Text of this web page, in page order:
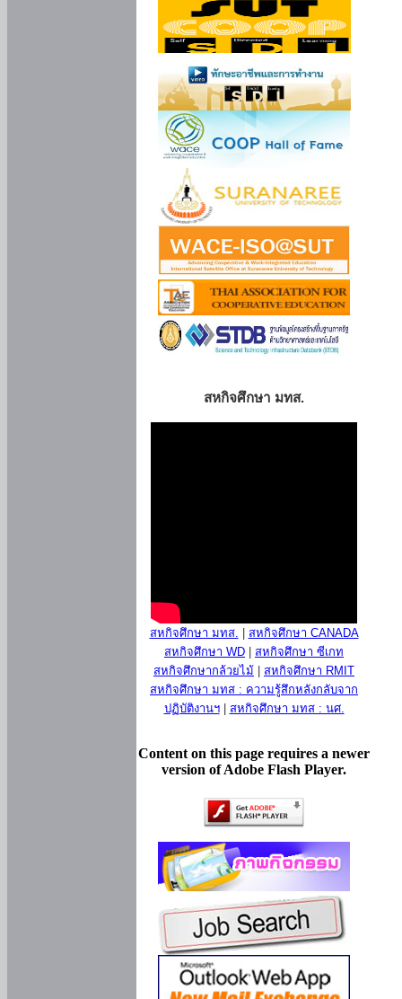
สหกิจศึกษา มทส.
สหกิจศึกษา มทส.
สหกิจศึกษา CANADA
สหกิจศึกษา WD
สหกิจศึกษา ซีเกท
สหกิจศึกษากล้วยไม้
สหกิจศึกษา RMIT
สหกิจศึกษา มทส : ความรู้สึกหลังกลับจาก
ปฏิบัติงานฯ| สหกิจศึกษา มทส : นศ.
Content on this page requires a newer
version of Adobe Flash Player.